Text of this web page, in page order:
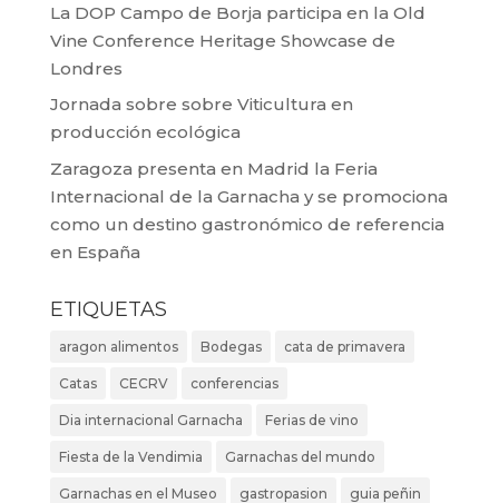
La DOP Campo de Borja participa en la Old
Vine Conference Heritage Showcase de
Londres
Jornada sobre sobre Viticultura en
producción ecológica
Zaragoza presenta en Madrid la Feria
Internacional de la Garnacha y se promociona
como un destino gastronómico de referencia
en España
ETIQUETAS
aragon alimentos Bodegas cata de primavera
Catas CECRV conferencias
Dia internacional Garnacha Ferias de vino
Fiesta de la Vendimia Garnachas del mundo
Garnachas en el Museo gastropasion guia peñin